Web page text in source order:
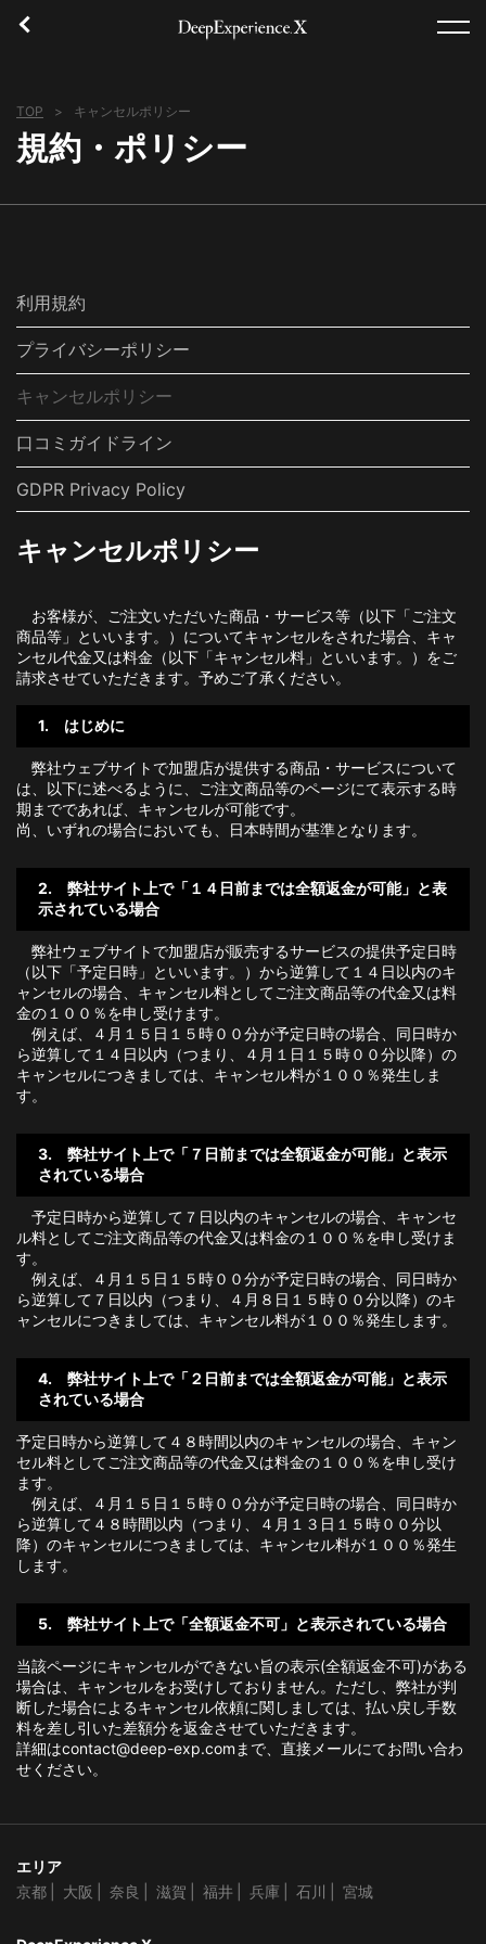
TOP
ログイン／登録
日本語
USD
TOP キャンセルポリシー
規約・ポリシー
利用規約
プライバシーポリシー
キャンセルポリシー
口コミガイドライン
GDPR Privacy Policy
キャンセルポリシー
お客様が、ご注文いただいた商品・サービス等（以下「ご注文
商品等」といいます。）についてキャンセルをされた場合、キャ
ンセル代金又は料金（以下「キャンセル料」といいます。）をご
請求させていただきます。予めご了承ください。
1. はじめに
弊社ウェブサイトで加盟店が提供する商品・サービスについて
は、以下に述べるように、ご注文商品等のページにて表示する時
期までであれば、キャンセルが可能です。
尚、いずれの場合においても、日本時間が基準となります。
2. 弊社サイト上で「１４日前までは全額返金が可能」と表
示されている場合
弊社ウェブサイトで加盟店が販売するサービスの提供予定日時
（以下「予定日時」といいます。）から逆算して１４日以内のキ
ャンセルの場合、キャンセル料としてご注文商品等の代金又は料
金の１００％を申し受けます。
例えば、４月１５日１５時００分が予定日時の場合、同日時か
ら逆算して１４日以内（つまり、４月１日１５時００分以降）の
キャンセルにつきましては、キャンセル料が１００％発生しま
す。
3. 弊社サイト上で「７日前までは全額返金が可能」と表示
されている場合
予定日時から逆算して７日以内のキャンセルの場合、キャンセ
ル料としてご注文商品等の代金又は料金の１００％を申し受けま
す。
例えば、４月１５日１５時００分が予定日時の場合、同日時か
ら逆算して７日以内（つまり、４月８日１５時００分以降）のキ
ャンセルにつきましては、キャンセル料が１００％発生します。
4. 弊社サイト上で「２日前までは全額返金が可能」と表示
されている場合
予定日時から逆算して４８時間以内のキャンセルの場合、キャン
セル料としてご注文商品等の代金又は料金の１００％を申し受け
ます。
例えば、４月１５日１５時００分が予定日時の場合、同日時か
ら逆算して４８時間以内（つまり、４月１３日１５時００分以
降）のキャンセルにつきましては、キャンセル料が１００％発生
します。
5. 弊社サイト上で「全額返金不可」と表示されている場合
当該ページにキャンセルができない旨の表示(全額返金不可)がある
場合は、キャンセルをお受けしておりません。ただし、弊社が判
断した場合によるキャンセル依頼に関しましては、払い戻し手数
料を差し引いた差額分を返金させていただきます。
詳細はcontact@deep-exp.comまで、直接メールにてお問い合わ
せください。
エリア
京都
大阪 奈良 滋賀 福井 兵庫 石川 宮城